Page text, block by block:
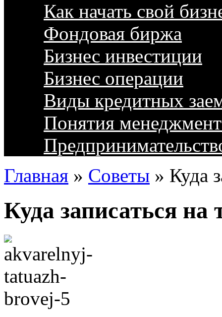
Как начать свой
Фондовая биржа
Бизнес инвестиции
Бизнес операции
Виды кредитных
Понятия
Главная » Советы » Куда
Куда записаться на